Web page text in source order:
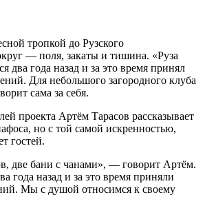
тропкой до Рузского
— поля, закаты и тишина. «Руза
два года назад и за это время принял
Для небольшого загородного клуба
сама за себя.
проекта Артём Тарасов рассказывает
но с той самой искренностью,
гостей.
две бани с чанами», — говорит Артём.
назад и за это время приняли
Мы с душой относимся к своему